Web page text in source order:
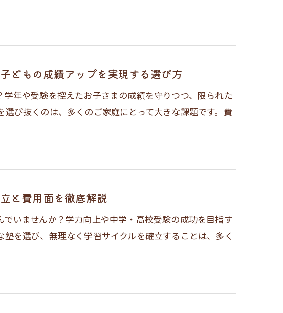
どもの成績アップを実現する選び方
年や受験を控えたお子さまの成績を守りつつ、限られた
び抜くのは、多くのご家庭にとって大きな課題です。費
と費用面を徹底解説
いませんか？学力向上や中学・高校受験の成功を目指す
を選び、無理なく学習サイクルを確立することは、多く